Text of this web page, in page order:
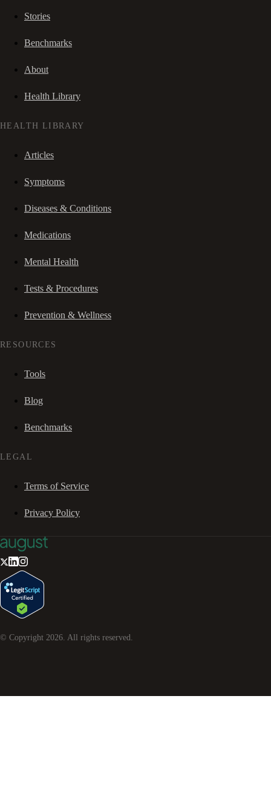
Stories
Benchmarks
About
Health Library
HEALTH LIBRARY
Articles
Symptoms
Diseases & Conditions
Medications
Mental Health
Tests & Procedures
Prevention & Wellness
RESOURCES
Tools
Blog
Benchmarks
LEGAL
Terms of Service
Privacy Policy
© Copyright 2026. All rights reserved.